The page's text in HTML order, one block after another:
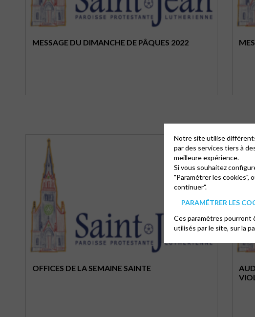
MESSAGE DU DIMANCHE DE PÂQUES 2022
OFFICES DE LA SEMAINE SAINTE
Notre site utilise
par des services tiers à
meilleure expérience.
Si vous souhaitez
"Paramétrer les cookies",
continuer".
PARAMÉTRER LES
Ces paramètres pourront
utilisés par le site, sur la